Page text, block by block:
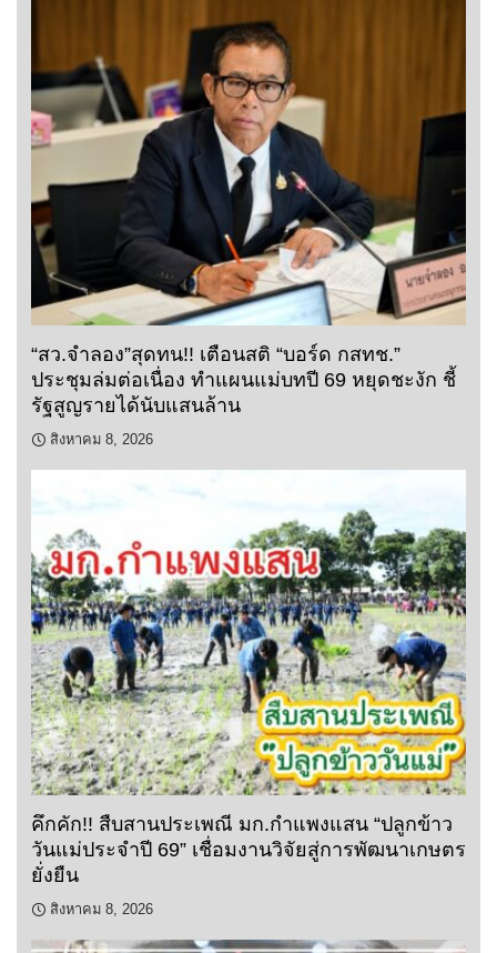
“สว.จำลอง”สุดทน!! เตือนสติ “บอร์ด กสทช.”
ประชุมล่มต่อเนื่อง ทำแผนแม่บทปี 69 หยุดชะงัก ชี้
รัฐสูญรายได้นับแสนล้าน
สิงหาคม 8, 2026
คึกคัก!! สืบสานประเพณี มก.กำแพงแสน “ปลูกข้าว
วันแม่ประจำปี 69” เชื่อมงานวิจัยสู่การพัฒนาเกษตร
ยั่งยืน
สิงหาคม 8, 2026